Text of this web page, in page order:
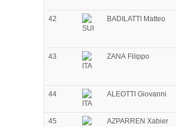
42
BADILATTI Matteo
43
ZANA Filippo
44
ALEOTTI Giovanni
45
AZPARREN Xabier